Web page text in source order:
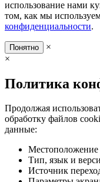
использование нами
том, как мы
конфиденциальности.
Понятно
×
×
Политика
Продолжая
обработку файлов
данные:
Местоположение
Тип, язык и
Источник